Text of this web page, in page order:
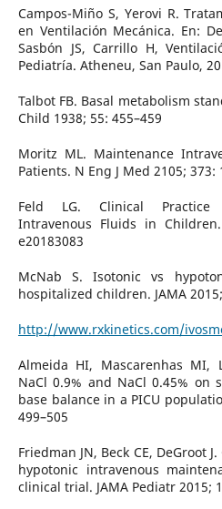
Campos-Miño S, Yerovi R.
en Ventilación Mecánica. En:
Sasbón JS, Carrillo H,
Pediatría. Atheneu, San Paulo,
Talbot FB. Basal metabolism
Child 1938; 55: 455–459
Moritz ML. Maintenance
Patients. N Eng J Med 2105; 373:
Feld LG. Clinical Practice
Intravenous Fluids in
e20183083
McNab S. Isotonic vs
hospitalized children. JAMA
http://www.rxkinetics.com/
Almeida HI, Mascarenhas MI,
NaCl 0.9% and NaCl 0.45% on
base balance in a PICU
499–505
Friedman JN, Beck CE, DeGroot
hypotonic intravenous
clinical trial. JAMA Pediatr 2015;